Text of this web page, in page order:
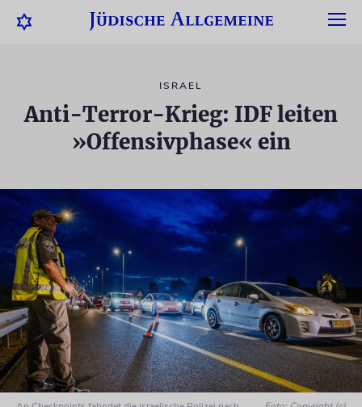
ISRAEL
Anti-Terror-Krieg: IDF leiten
»Offensivphase« ein